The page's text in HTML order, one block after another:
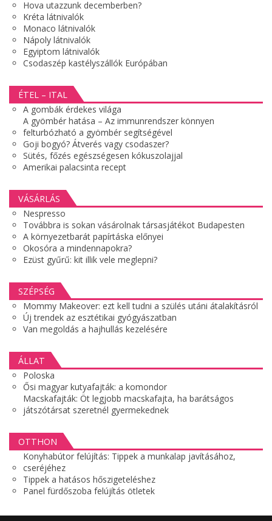
Hova utazzunk decemberben?
Kréta látnivalók
Monaco látnivalók
Nápoly látnivalók
Egyiptom látnivalók
Csodaszép kastélyszállók Európában
ÉTEL – ITAL
A gombák érdekes világa
A gyömbér hatása – Az immunrendszer könnyen
felturbózható a gyömbér segítségével
Goji bogyó? Átverés vagy csodaszer?
Sütés, főzés egészségesen kókuszolajjal
Amerikai palacsinta recept
VÁSÁRLÁS
Nespresso
Továbbra is sokan vásárolnak társasjátékot Budapesten
A környezetbarát papírtáska előnyei
Okosóra a mindennapokra?
Ezüst gyűrű: kit illik vele meglepni?
SZÉPSÉG
Mommy Makeover: ezt kell tudni a szülés utáni átalakításról
Új trendek az esztétikai gyógyászatban
Van megoldás a hajhullás kezelésére
ÁLLAT
Poloska
Ősi magyar kutyafajták: a komondor
Macskafajták: Öt legjobb macskafajta, ha barátságos
játszótársat szeretnél gyermekednek
OTTHON
Konyhabútor felújítás: Tippek a munkalap javításához,
cseréjéhez
Tippek a hatásos hőszigeteléshez
Panel fürdőszoba felújítás ötletek